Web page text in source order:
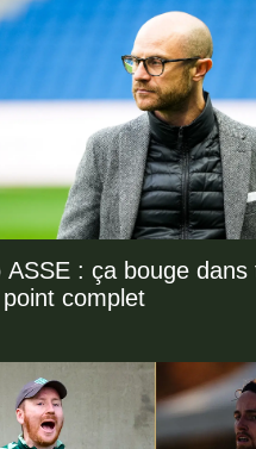
ASSE : ça bouge dans
complet